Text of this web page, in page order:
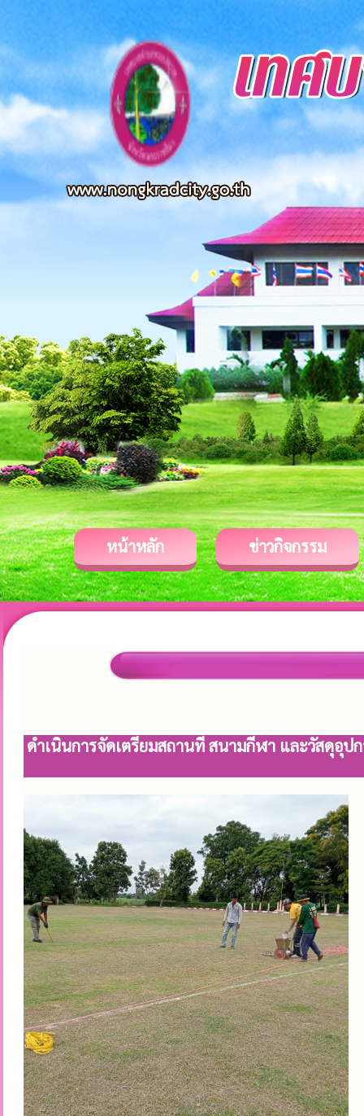
หน้าหลัก ข่าวกิจกรรม
ดำเนินการจัดเตรียมสถานที่ สนามกีฬา และวัสดุอุ